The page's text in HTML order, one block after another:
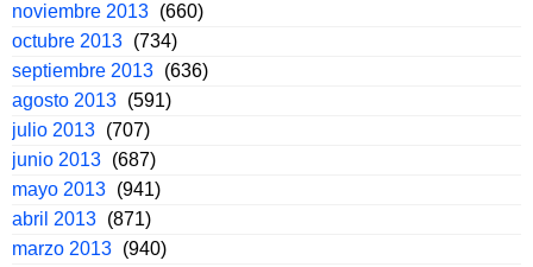
noviembre 2013 (660)
octubre 2013 (734)
septiembre 2013 (636)
agosto 2013 (591)
julio 2013 (707)
junio 2013 (687)
mayo 2013 (941)
abril 2013 (871)
marzo 2013 (940)